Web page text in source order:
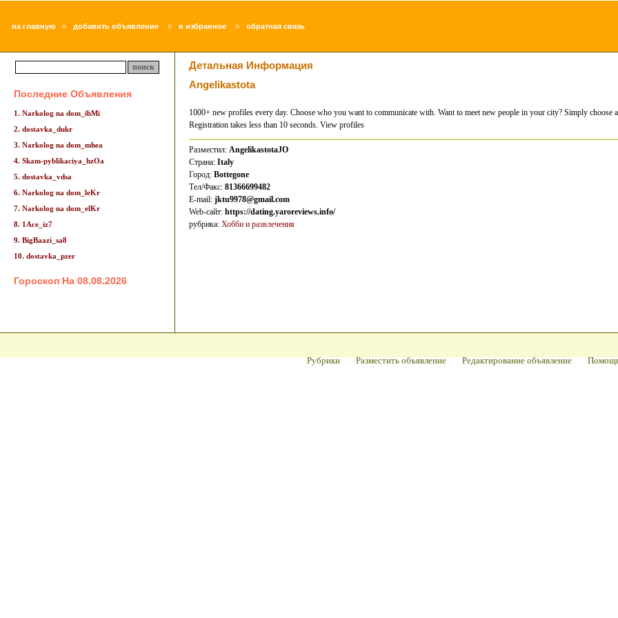
на главную ¤ добавить объявление ¤ в избранное ¤ обратная связь
Последние Объявления
1. Narkolog na dom_ibMi
2. dostavka_dukr
3. Narkolog na dom_mhea
4. Skam-pyblikaciya_hzOa
5. dostavka_vdsa
6. Narkolog na dom_leKr
7. Narkolog na dom_elKr
8. 1Ace_iz7
9. BigBaazi_sa8
10. dostavka_pzer
Гороскоп На 08.08.2026
Детальная Информация
Angelikastota
1000+ new profiles every day. Choose who you want to communicate with. Want to meet new people in your city? Simply choose
Registration takes less than 10 seconds. View profiles
Разместил: AngelikastotaJO
Страна: Italy
Город: Bottegone
Тел/Факс: 81366699482
E-mail: jktu9978@gmail.com
Web-сайт: https://dating.yaroreviews.info/
рубрика: Хобби и развлечения
Рубрики Разместить объявление Редактирование объявление